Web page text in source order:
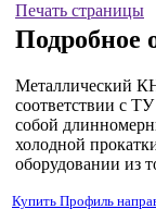
Печать страницы
Подробное
Металлический
соответствии с
собой
холодной
оборудовании из
Купить Профиль